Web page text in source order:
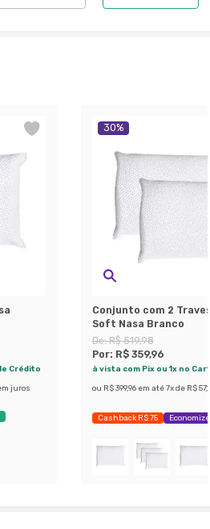
Crédito
juros
30%
Conjunto com 2
Soft Nasa Branco
De:R$ 519,98
Por: R$ 359,96
à vista com Pix ou 1x no
ou R$ 399,96 em até 7x de R$
Cashback R$ 75